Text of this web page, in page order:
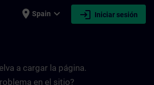
place Spain expand_more login Iniciar sesión
a cargar la página.
en el sitio?